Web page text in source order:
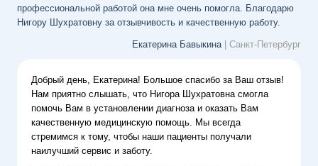
профессиональной работой она мне очень помогла. Благодарю
Нигору Шухратовну за отзывчивость и качественную работу.
Екатерина Бавыкина | Санкт-Петербург
Добрый день, Екатерина! Большое спасибо за Ваш отзыв!
Нам приятно слышать, что Нигора Шухратовна смогла
помочь Вам в установлении диагноза и оказать Вам
качественную медицинскую помощь. Мы всегда
стремимся к тому, чтобы наши пациенты получали
наилучший сервис и заботу.